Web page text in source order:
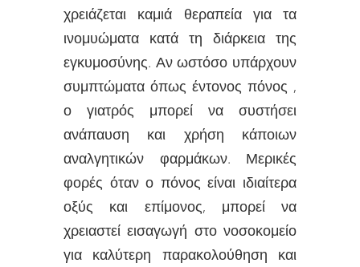
χρειάζεται καμιά θεραπεία για τα
ινομυώματα κατά τη διάρκεια της
εγκυμοσύνης. Αν ωστόσο υπάρχουν
συμπτώματα όπως έντονος πόνος ,
ο γιατρός μπορεί να συστήσει
ανάπαυση και χρήση κάποιων
αναλγητικών φαρμάκων. Μερικές
φορές όταν ο πόνος είναι ιδιαίτερα
οξύς και επίμονος, μπορεί να
χρειαστεί εισαγωγή στο νοσοκομείο
για καλύτερη παρακολούθηση και